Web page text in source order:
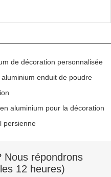
de décoration personnalisée
enduit de poudre
aluminium pour la décoration
persienne
Nous répondrons
12 heures)